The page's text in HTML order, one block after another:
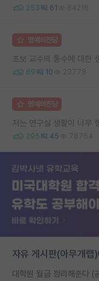
253 61 84216
명예의전당
초보 교수의 통수에 대한
69 10 23778
명예의전당
저는 연구실 생활이 너무
295 45 78764
자유 게시판(아무개랩
대학원 월급 정리해준다 (